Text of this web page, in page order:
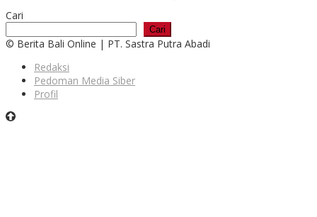
Cari
Cari
© Berita Bali Online | PT. Sastra Putra Abadi
Redaksi
Pedoman Media Siber
Profil